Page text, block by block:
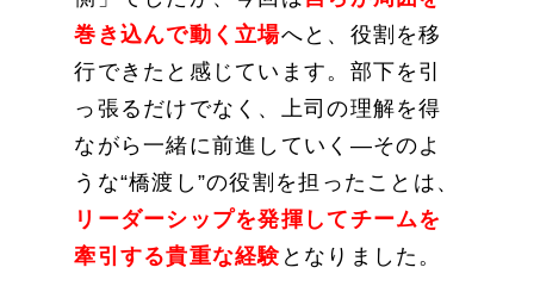
巻き込んで動く立場へと、役割を移
行できたと感じています。部下を引
っ張るだけでなく、上司の理解を得
ながら一緒に前進していく―そのよ
うな“橋渡し”の役割を担ったことは、
リーダーシップを発揮してチームを
牽引する貴重な経験 となりました。